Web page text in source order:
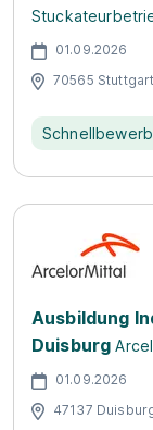
01.09.2026
70565 Stuttgart
Ausbildung
Duisburg
01.09.2026
47137